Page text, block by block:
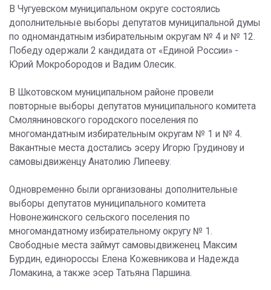
В Чугуевском муниципальном округе состоялись
дополнительные выборы депутатов муниципальной думы
по одномандатным избирательным округам № 4 и № 12.
Победу одержали 2 кандидата от «Единой России» -
Юрий Мокробородов и Вадим Олесик.
В Шкотовском муниципальном районе провели
повторные выборы депутатов муниципального комитета
Смоляниновского городского поселения по
многомандатным избирательным округам № 1 и № 4.
Вакантные места достались эсеру Игорю Грудинову и
самовыдвиженцу Анатолию Липееву.
Одновременно были организованы дополнительные
выборы депутатов муниципального комитета
Новонежинского сельского поселения по
многомандатному избирательному округу № 1.
Свободные места займут самовыдвиженец Максим
Бурдин, единороссы Елена Кожевникова и Надежда
Ломакина, а также эсер Татьяна Паршина.